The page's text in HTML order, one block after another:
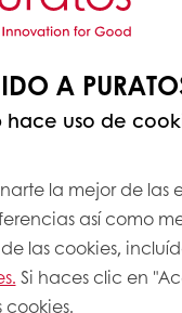
A
hace uso de
la mejor de las
así como
las cookies,
Si haces clic en